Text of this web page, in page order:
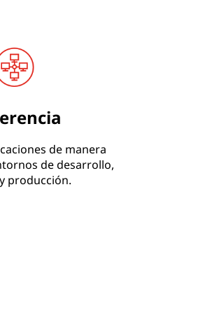
de manera
de desarrollo,
producción.